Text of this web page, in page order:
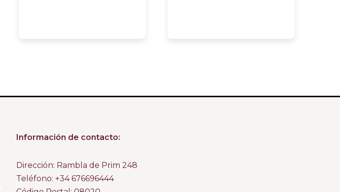
Información de contacto:
Dirección: Rambla de Prim 248
Teléfono: +34 676696444